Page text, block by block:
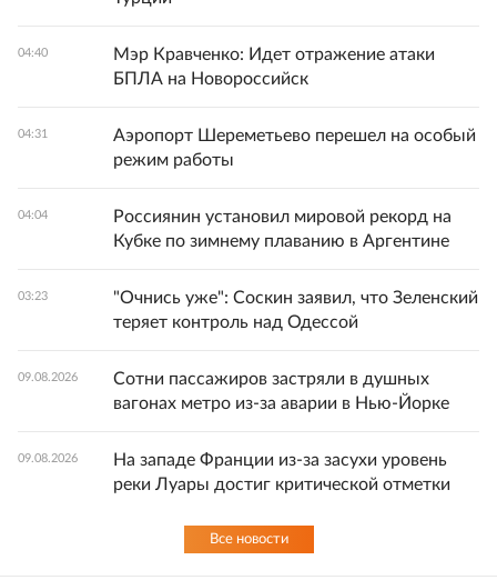
04:40
Мэр Кравченко: Идет отражение атаки
БПЛА на Новороссийск
04:31
Аэропорт Шереметьево перешел на особый
режим работы
04:04
Россиянин установил мировой рекорд на
Кубке по зимнему плаванию в Аргентине
03:23
"Очнись уже": Соскин заявил, что Зеленский
теряет контроль над Одессой
09.08.2026
Сотни пассажиров застряли в душных
вагонах метро из-за аварии в Нью-Йорке
09.08.2026
На западе Франции из-за засухи уровень
реки Луары достиг критической отметки
Все новости